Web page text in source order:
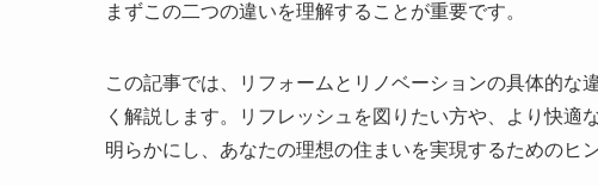
まずこの二つの違いを理解することが重要です。
この記事では、リフォームとリノベーションの具体的な
く解説します。リフレッシュを図りたい方や、より快
明らかにし、あなたの理想の住まいを実現するためのヒ